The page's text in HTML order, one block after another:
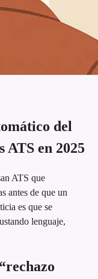
del
en 2025
ATS que
antes de que un
es que se
lenguaje,